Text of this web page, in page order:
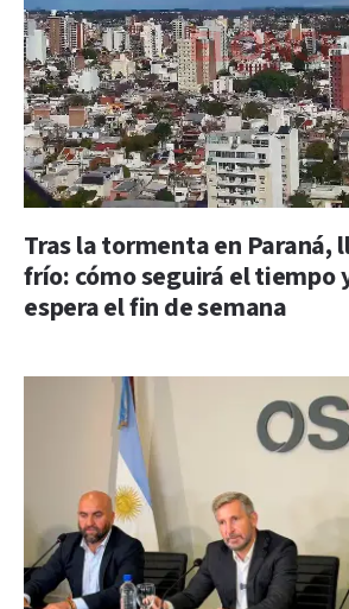
Tras la tormenta en Paraná,
frío: cómo seguirá el tiempo
espera el fin de semana